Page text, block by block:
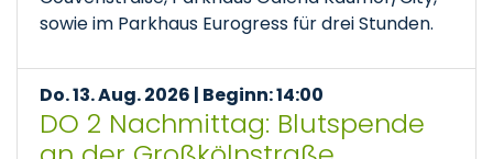
sowie im Parkhaus Eurogress für drei Stunden.
Do. 13. Aug. 2026 | Beginn: 14:00
DO 2 Nachmittag: Blutspende